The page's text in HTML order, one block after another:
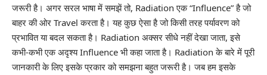
जरूरी है। अगर सरल भाषा में समझें तो, Radiation एक “Influence” है जो
बाहर की ओर Travel करता है। यह कुछ ऐसा है जो किसी तरह पर्यावरण को
प्रभावित या बदल सकता है। Radiation अक्सर सीधे नहीं देखा जाता, इसे
कभी-कभी एक अदृश्य Influence भी कहा जाता है। Radiation के बारे में पूरी
जानकारी के लिए इसके प्रकार को समझना बहुत जरूरी है। जब हम इसके